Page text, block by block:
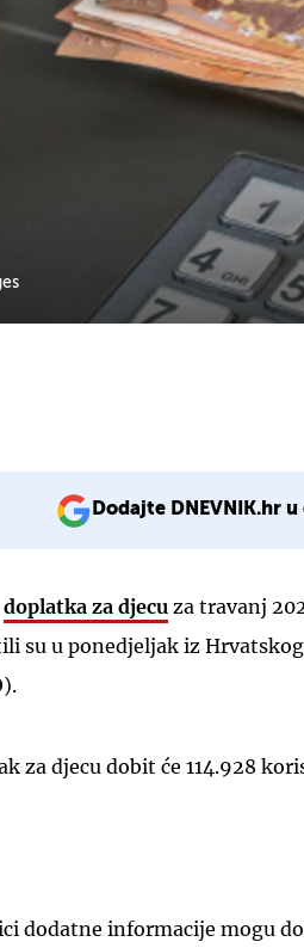
Dodajte DNEVNIK.hr
doplatka za djecu za travanj
su u ponedjeljak iz
za djecu dobit će 114.928
dodatne informacije mogu